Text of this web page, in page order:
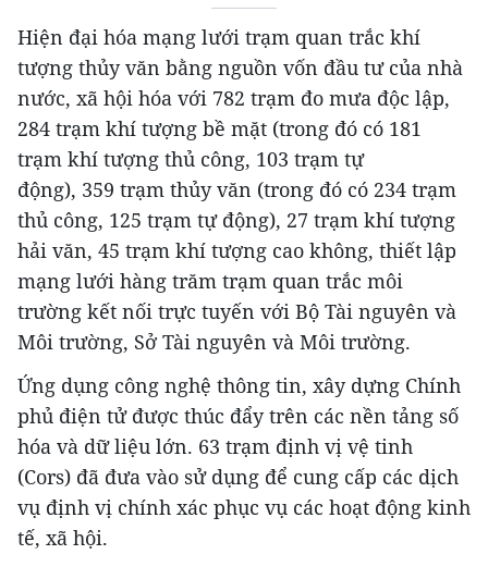
Hiện đại hóa mạng lưới trạm quan trắc khí
tượng thủy văn bằng nguồn vốn đầu tư của nhà
nước, xã hội hóa với 782 trạm đo mưa độc lập,
284 trạm khí tượng bề mặt (trong đó có 181
trạm khí tượng thủ công, 103 trạm tự
động), 359 trạm thủy văn (trong đó có 234 trạm
thủ công, 125 trạm tự động), 27 trạm khí tượng
hải văn, 45 trạm khí tượng cao không, thiết lập
mạng lưới hàng trăm trạm quan trắc môi
trường kết nối trực tuyến với Bộ Tài nguyên và
Môi trường, Sở Tài nguyên và Môi trường.
Ứng dụng công nghệ thông tin, xây dựng Chính
phủ điện tử được thúc đẩy trên các nền tảng số
hóa và dữ liệu lớn. 63 trạm định vị vệ tinh
(Cors) đã đưa vào sử dụng để cung cấp các dịch
vụ định vị chính xác phục vụ các hoạt động kinh
tế, xã hội.